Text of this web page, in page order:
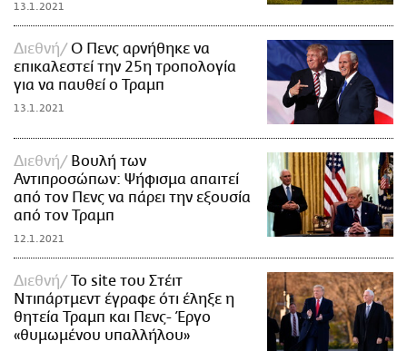
13.1.2021
Διεθνή
Ο Πενς αρνήθηκε να
επικαλεστεί την 25η τροπολογία
για να παυθεί ο Τραμπ
13.1.2021
Διεθνή
Βουλή των
Αντιπροσώπων: Ψήφισμα απαιτεί
από τον Πενς να πάρει την εξουσία
από τον Τραμπ
12.1.2021
Διεθνή
Το site του Στέιτ
Ντιπάρτμεντ έγραφε ότι έληξε η
θητεία Τραμπ και Πενς- Έργο
«θυμωμένου υπαλλήλου»